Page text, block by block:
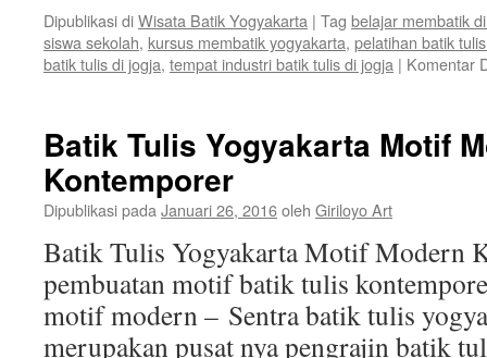
Dipublikasi diWisata Batik Yogyakarta | Tag belajar membatik
siswa sekolah, kursus membatik yogyakarta, pelatihan batik
batik tulis di jogja, tempat industri batik tulis di jogja | Komentar
Batik Tulis Yogyakarta Motif
Kontemporer
Dipublikasi pada Januari 26, 2016oleh Giriloyo Art
Batik Tulis Yogyakarta Motif Modern
pembuatan motif batik tulis
motif modern – Sentra batik tulis
merupakan pusat nya pengrajin batik